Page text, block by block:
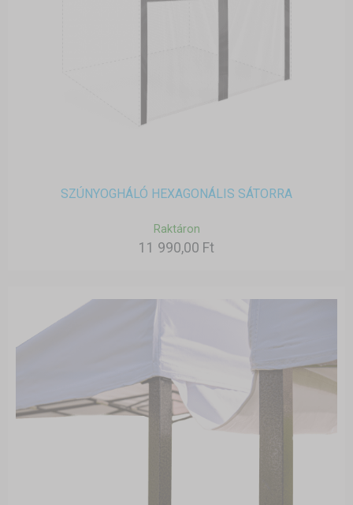
SZÚNYOGHÁLÓ HEXAGONÁLIS SÁTORRA
Raktáron
11 990,00 Ft